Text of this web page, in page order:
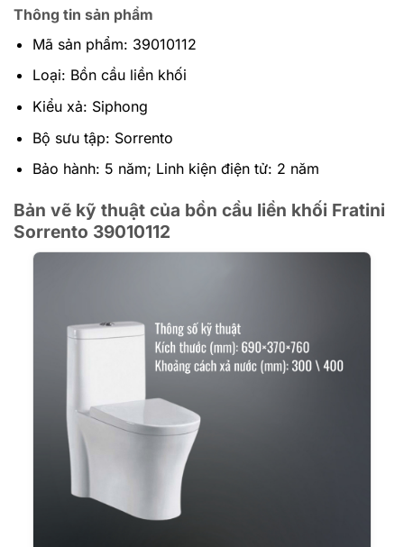
Thông tin sản phẩm
Mã sản phẩm: 39010112
Loại: Bồn cầu liền khối
Kiểu xả: Siphong
Bộ sưu tập: Sorrento
Bảo hành: 5 năm; Linh kiện điện tử: 2 năm
Bản vẽ kỹ thuật của bồn cầu liền khối Fratini
Sorrento 39010112